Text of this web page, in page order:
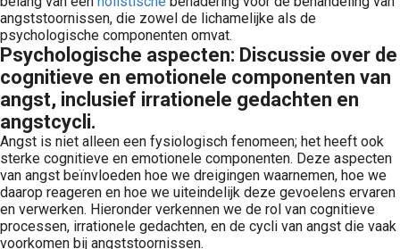
angststoornissen, die zowel de lichamelijke als de
psychologische componenten omvat.
Psychologische aspecten: Discussie over de
cognitieve en emotionele componenten van
angst, inclusief irrationele gedachten en
angstcycli.
Angst is niet alleen een fysiologisch fenomeen; het heeft ook
sterke cognitieve en emotionele componenten. Deze aspecten
van angst beïnvloeden hoe we dreigingen waarnemen, hoe we
daarop reageren en hoe we uiteindelijk deze gevoelens ervaren
en verwerken. Hieronder verkennen we de rol van cognitieve
processen, irrationele gedachten, en de cycli van angst die vaak
voorkomen bij angststoornissen.